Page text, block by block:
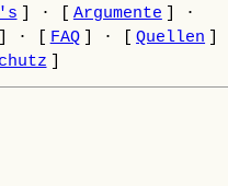
· Argumente
·
· FAQ · Quellen